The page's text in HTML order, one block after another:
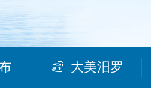
大美汨罗